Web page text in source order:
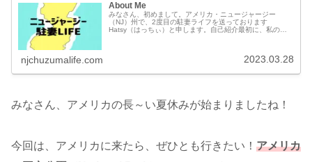
About Me
みなさん、初めまして。アメリカ・ニュージャージー
（NJ）州で、2度目の駐妻ライフを送っております
Hatsy（はっちぃ）と申します。自己紹介最初に、私の自
njchuzumalife.com 2023.03.28
みなさん、アメリカの長～い夏休みが始まりましたね！
今回は、アメリカに来たら、ぜひとも行きたい！ アメリカ